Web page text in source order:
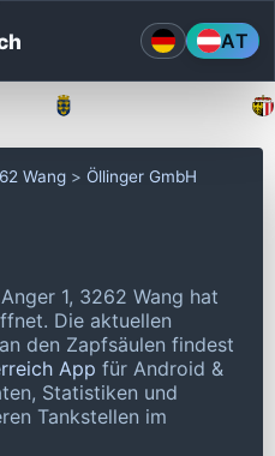
AT
Wang Öllinger GmbH
1, 3262 Wang hat
Die aktuellen
den Zapfsäulen findest
App für Android &
Statistiken und
Tankstellen im